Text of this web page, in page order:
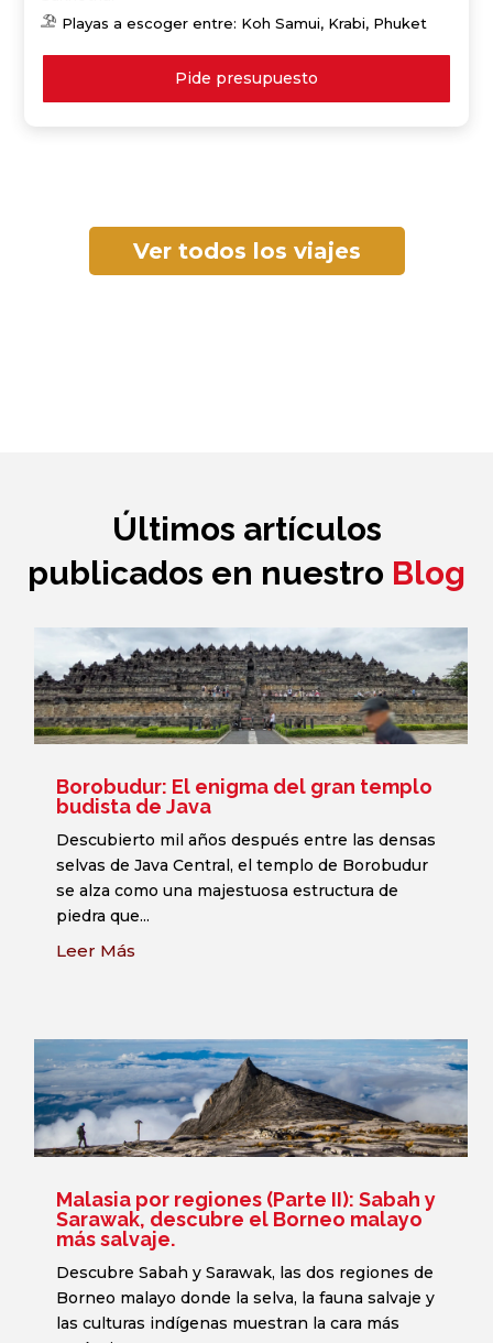
Playas a escoger entre: Koh Samui, Krabi, Phuket
Pide presupuesto
Ver todos los viajes
Últimos artículos
publicados en nuestro Blog
Borobudur: El enigma del gran templo
budista de Java
Descubierto mil años después entre las densas
selvas de Java Central, el templo de Borobudur
se alza como una majestuosa estructura de
piedra que...
Leer Más
Malasia por regiones (Parte II): Sabah y
Sarawak, descubre el Borneo malayo
más salvaje.
Descubre Sabah y Sarawak, las dos regiones de
Borneo malayo donde la selva, la fauna salvaje y
las culturas indígenas muestran la cara más